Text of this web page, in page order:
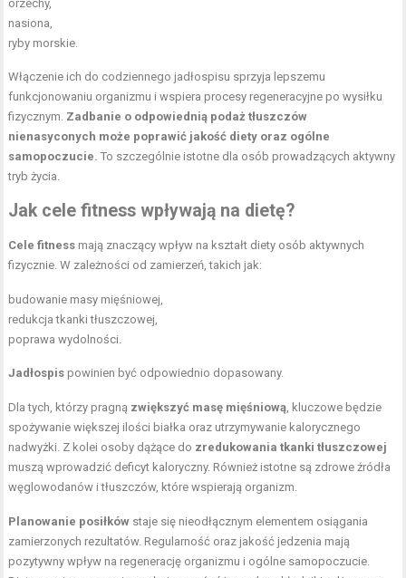
orzechy,
nasiona,
ryby morskie.
Włączenie ich do codziennego jadłospisu sprzyja lepszemu
funkcjonowaniu organizmu i wspiera procesy regeneracyjne po wysiłku
fizycznym. Zadbanie o odpowiednią podaż tłuszczów
nienasyconych może poprawić jakość diety oraz ogólne
samopoczucie. To szczególnie istotne dla osób prowadzących aktywny
tryb życia.
Jak cele fitness wpływają na dietę?
Cele fitness mają znaczący wpływ na kształt diety osób aktywnych
fizycznie. W zależności od zamierzeń, takich jak:
budowanie masy mięśniowej,
redukcja tkanki tłuszczowej,
poprawa wydolności.
Jadłospis powinien być odpowiednio dopasowany.
Dla tych, którzy pragną zwiększyć masę mięśniową, kluczowe będzie
spożywanie większej ilości białka oraz utrzymywanie kalorycznego
nadwyżki. Z kolei osoby dążące do zredukowania tkanki tłuszczowej
muszą wprowadzić deficyt kaloryczny. Również istotne są zdrowe źródła
węglowodanów i tłuszczów, które wspierają organizm.
Planowanie posiłków staje się nieodłącznym elementem osiągania
zamierzonych rezultatów. Regularność oraz jakość jedzenia mają
pozytywny wpływ na regenerację organizmu i ogólne samopoczucie.